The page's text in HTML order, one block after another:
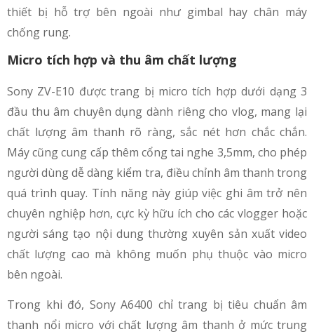
thiết bị hỗ trợ bên ngoài như gimbal hay chân máy
chống rung.
Micro tích hợp và thu âm chất lượng
Sony ZV-E10 được trang bị micro tích hợp dưới dạng 3
đầu thu âm chuyên dụng dành riêng cho vlog, mang lại
chất lượng âm thanh rõ ràng, sắc nét hơn chắc chắn.
Máy cũng cung cấp thêm cổng tai nghe 3,5mm, cho phép
người dùng dễ dàng kiểm tra, điều chỉnh âm thanh trong
quá trình quay. Tính năng này giúp việc ghi âm trở nên
chuyên nghiệp hơn, cực kỳ hữu ích cho các vlogger hoặc
người sáng tạo nội dung thường xuyên sản xuất video
chất lượng cao mà không muốn phụ thuộc vào micro
bên ngoài.
Trong khi đó, Sony A6400 chỉ trang bị tiêu chuẩn âm
thanh nổi micro với chất lượng âm thanh ở mức trung